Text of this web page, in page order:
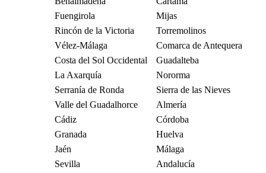
Fuengirola
Mijas
Rincón de la Victoria
Torremolinos
Vélez-Málaga
Comarca de Antequera
Costa del Sol Occidental
Guadalteba
La Axarquía
Nororma
Serranía de Ronda
Sierra de las Nieves
Valle del Guadalhorce
Almería
Cádiz
Córdoba
Granada
Huelva
Jaén
Málaga
Sevilla
Andalucía